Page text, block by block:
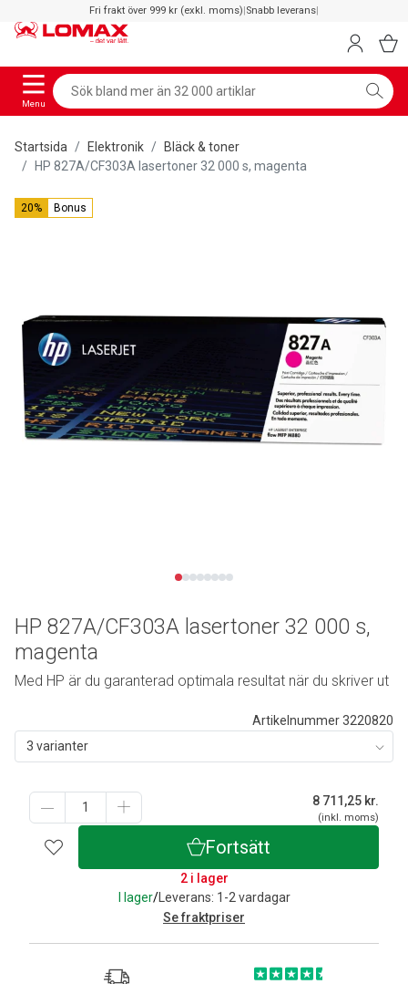
Fri frakt över 999 kr (exkl. moms)|Snabb leverans|
Menu
Startsida Elektronik
Bläck & toner
HP 827A/CF303A lasertoner 32 000 s, magenta
20% Bonus
Artikelnummer 3220820
3 varianter
8 711,25 kr.
(inkl. moms)
Fortsätt
2 i lager
I lager/Leverans: 1-2 vardagar
Se fraktpriser
HP 827A/CF303A lasertoner 32 000 s,
magenta
Med HP är du garanterad optimala resultat när du skriver ut